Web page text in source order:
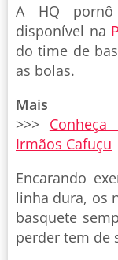
A HQ pornô
disponível na
do time de
as bolas.
Mais
>>>
Irmãos Cafuçu
Encarando
linha dura, os
basquete
perder tem de